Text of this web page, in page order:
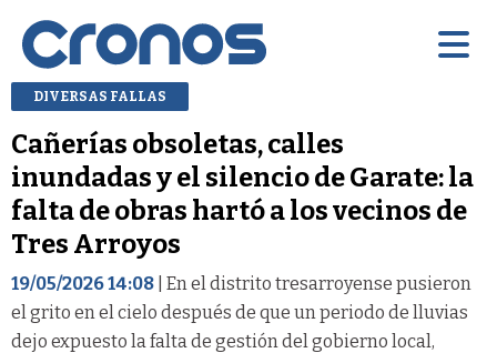
DIVERSAS FALLAS
Cañerías obsoletas, calles
inundadas y el silencio de Garate: la
falta de obras hartó a los vecinos de
Tres Arroyos
19/05/2026 14:08 | En el distrito tresarroyense pusieron
el grito en el cielo después de que un periodo de lluvias
dejo expuesto la falta de gestión del gobierno local,